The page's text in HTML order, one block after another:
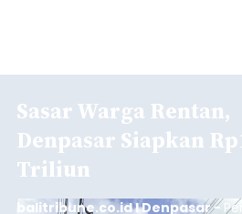
Sasar Warga Rentan,
Denpasar Siapkan
Triliun
balitribune.co.id I Denpasar -